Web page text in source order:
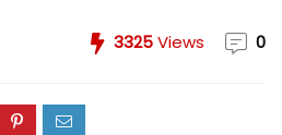
3325Views 0